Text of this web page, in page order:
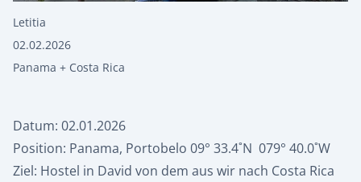
Letitia
02.02.2026
Panama + Costa Rica
Datum: 02.01.2026
Position: Panama, Portobelo 09° 33.4˚N 079° 40.0˚W
Ziel: Hostel in David von dem aus wir nach Costa Rica